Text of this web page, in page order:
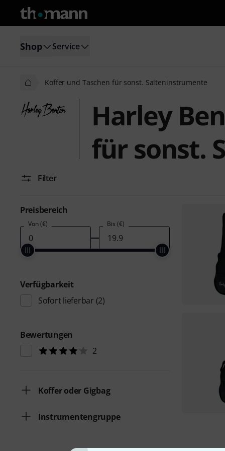
Shop Service
Koffer und Taschen für sonst. Saiteninstrumente
Harley
für sonst.
Filter
Preisbereich
Von (€) Bis (€)
Verfügbarkeit
Sofort lieferbar (2)
Bewertungen
2
Koffer oder Gigbag
Instrumentengruppe